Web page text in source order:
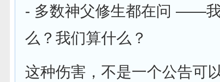
- 多数神父修生都在问 ——
么？我们算什么？
这种伤害，不是一个公告可